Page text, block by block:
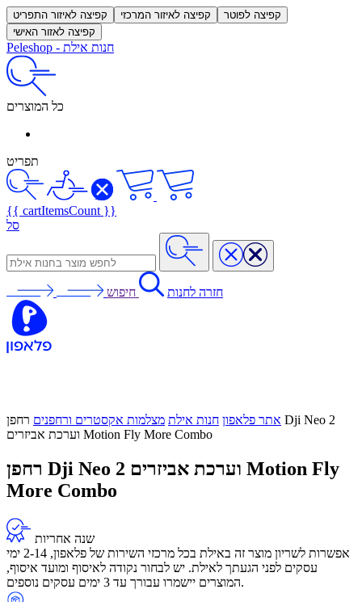
קפיצה לאיזור התפריט קפיצה לאיזור המרכזי
קפיצה לפוטר
קפיצה לאזור האישי
Peleshop - חנות אילת
כל המוצרים
תפריט
{{ cartItemsCount }}
סל
חזרה לחנות חיפוש
אתר פלאפון חנות אילת מצלמות אקסטרים ורחפנים רחפן Dji Neo 2
וערכת אביזרים Motion Fly More Combo
רחפן Dji Neo 2 וערכת אביזרים Motion Fly
More Combo
שנה אחריות
אפשרות לשריון מוצר זה באילת בכל מרכזי השירות של פלאפון, 2-14 ימי
עסקים לפני הגעתך לאילת. יש לבחור נקודה לאיסוף ומועד איסוף,
המוצרים יישמרו עבורך עד 3 ימים עסקים נוספים.